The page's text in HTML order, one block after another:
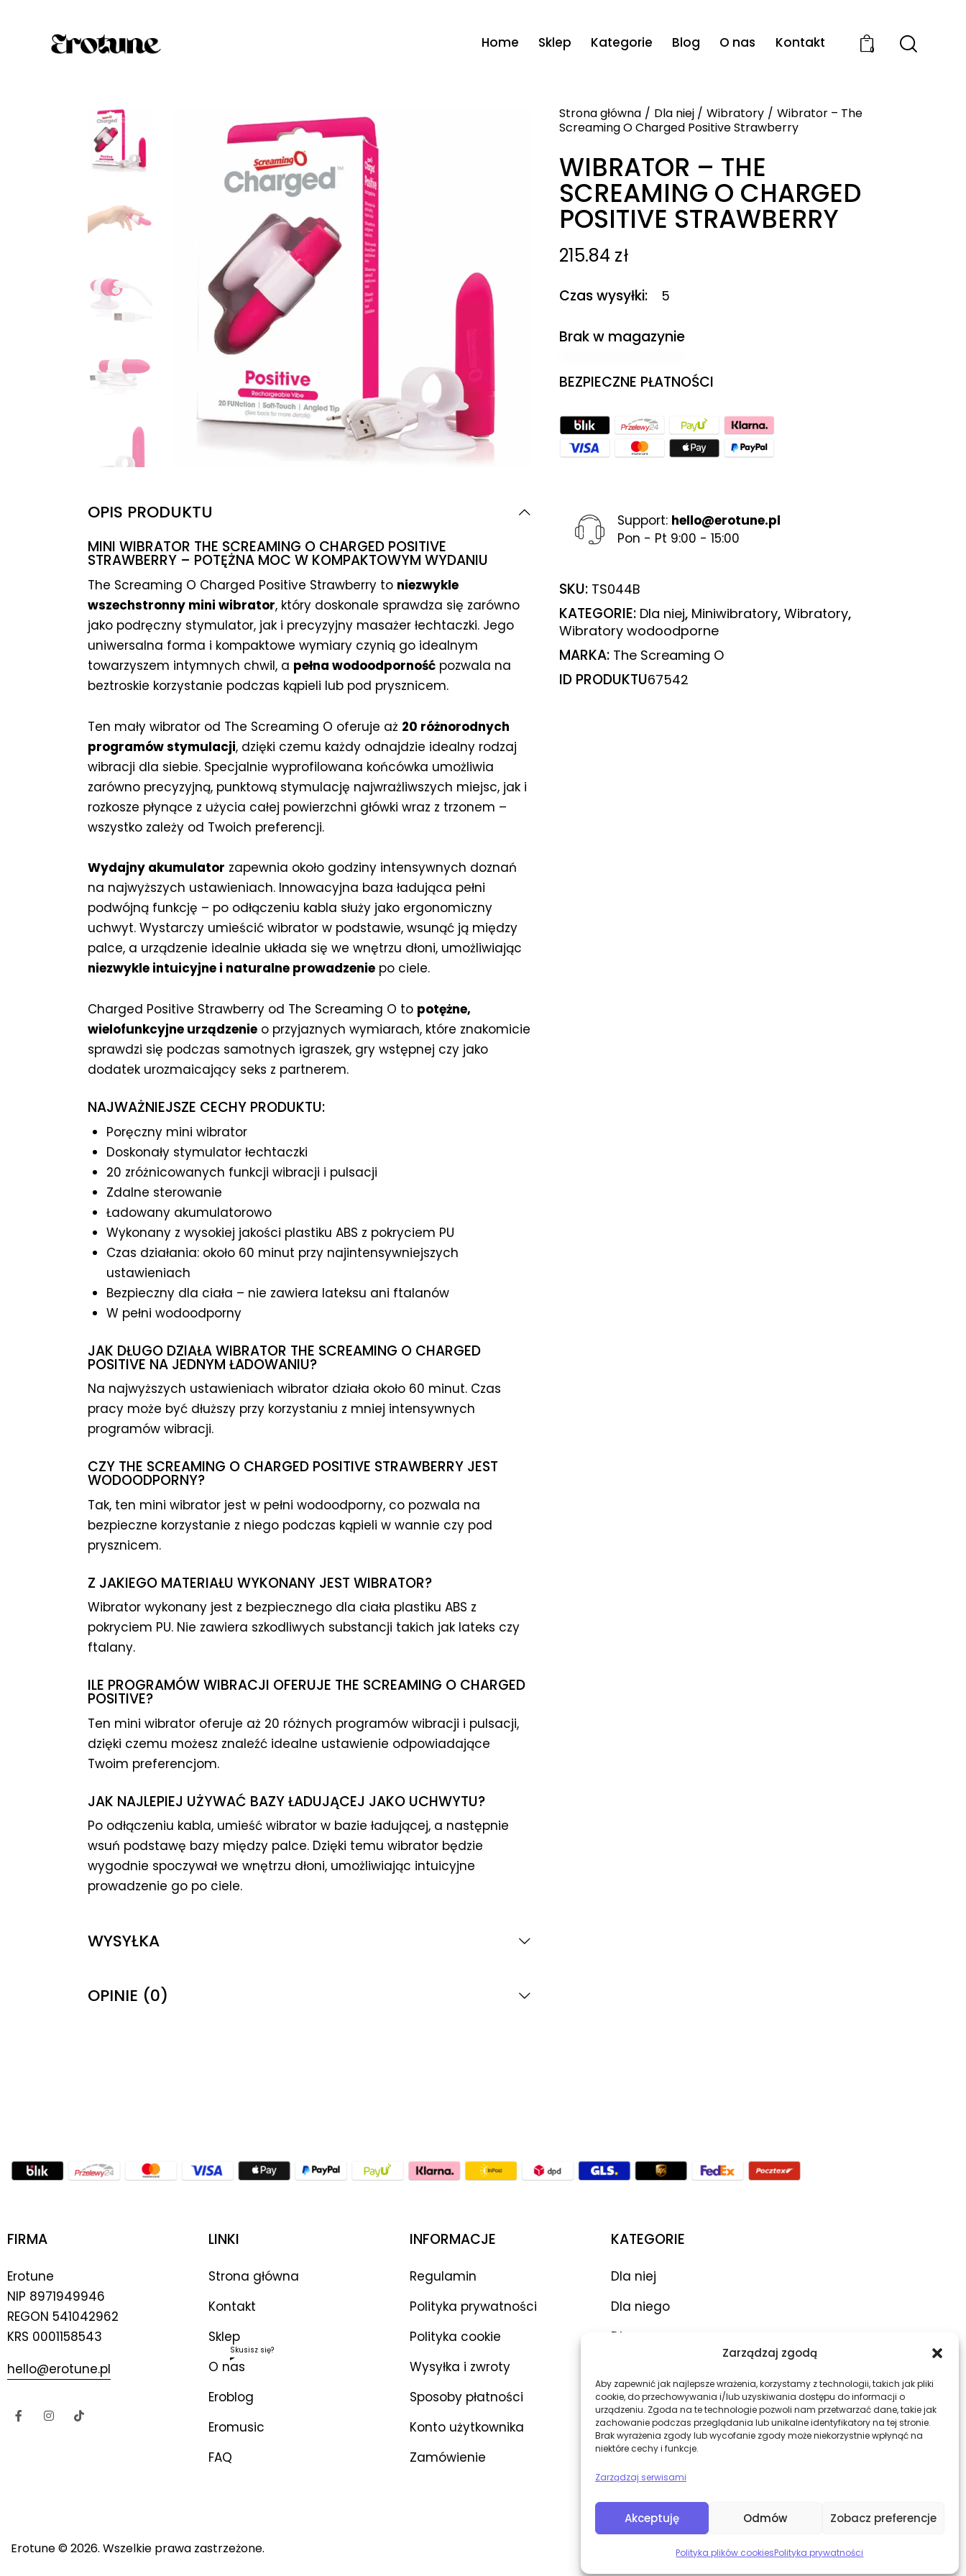
Zarządzaj zgodą
Aby zapewnić jak najlepsze wrażenia, korzystamy z technologii, takich jak pliki
cookie, do przechowywania i/lub uzyskiwania dostępu do informacji o
urządzeniu. Zgoda na te technologie pozwoli nam przetwarzać dane, takie jak
zachowanie podczas przeglądania lub unikalne identyfikatory na tej stronie.
Brak wyrażenia zgody lub wycofanie zgody może niekorzystnie wpłynąć na
niektóre cechy i funkcje.
Zarządzaj serwisami
Akceptuję Odmów Zobacz preferencje
Polityka plików cookiesPolityka prywatności
Home Sklep Kategorie Blog O nas Kontakt 0
Strona główna Dla niej Wibratory
Wibrator – The
Screaming O Charged Positive Strawberry
WIBRATOR – THE
SCREAMING O CHARGED
POSITIVE STRAWBERRY
215.84 zł
Czas wysyłki 5
Brak w magazynie
BEZPIECZNE PŁATNOŚCI
Support: hello@erotune.pl
Pon - Pt 9:00 - 15:00
SKU: TS044B
KATEGORIE: Dla niej, Miniwibratory, Wibratory,
Wibratory wodoodporne
MARKA: The Screaming O
ID PRODUKTU67542
OPIS PRODUKTU
MINI WIBRATOR THE SCREAMING O CHARGED POSITIVE
STRAWBERRY – POTĘŻNA MOC W KOMPAKTOWYM WYDANIU
The Screaming O Charged Positive Strawberry to niezwykle
wszechstronny mini wibrator, który doskonale sprawdza się zarówno
jako podręczny stymulator, jak i precyzyjny masażer łechtaczki. Jego
uniwersalna forma i kompaktowe wymiary czynią go idealnym
towarzyszem intymnych chwil, a pełna wodoodporność pozwala na
beztroskie korzystanie podczas kąpieli lub pod prysznicem.
Ten mały wibrator od The Screaming O oferuje aż 20 różnorodnych
programów stymulacji, dzięki czemu każdy odnajdzie idealny rodzaj
wibracji dla siebie. Specjalnie wyprofilowana końcówka umożliwia
zarówno precyzyjną, punktową stymulację najwrażliwszych miejsc, jak i
rozkosze płynące z użycia całej powierzchni główki wraz z trzonem –
wszystko zależy od Twoich preferencji.
Wydajny akumulator zapewnia około godziny intensywnych doznań
na najwyższych ustawieniach. Innowacyjna baza ładująca pełni
podwójną funkcję – po odłączeniu kabla służy jako ergonomiczny
uchwyt. Wystarczy umieścić wibrator w podstawie, wsunąć ją między
palce, a urządzenie idealnie układa się we wnętrzu dłoni, umożliwiając
niezwykle intuicyjne i naturalne prowadzenie po ciele.
Charged Positive Strawberry od The Screaming O to potężne,
wielofunkcyjne urządzenie o przyjaznych wymiarach, które znakomicie
sprawdzi się podczas samotnych igraszek, gry wstępnej czy jako
dodatek urozmaicający seks z partnerem.
NAJWAŻNIEJSZE CECHY PRODUKTU:
Poręczny mini wibrator
Doskonały stymulator łechtaczki
20 zróżnicowanych funkcji wibracji i pulsacji
Zdalne sterowanie
Ładowany akumulatorowo
Wykonany z wysokiej jakości plastiku ABS z pokryciem PU
Czas działania: około 60 minut przy najintensywniejszych
ustawieniach
Bezpieczny dla ciała – nie zawiera lateksu ani ftalanów
W pełni wodoodporny
JAK DŁUGO DZIAŁA WIBRATOR THE SCREAMING O CHARGED
POSITIVE NA JEDNYM ŁADOWANIU?
Na najwyższych ustawieniach wibrator działa około 60 minut. Czas
pracy może być dłuższy przy korzystaniu z mniej intensywnych
programów wibracji.
CZY THE SCREAMING O CHARGED POSITIVE STRAWBERRY JEST
WODOODPORNY?
Tak, ten mini wibrator jest w pełni wodoodporny, co pozwala na
bezpieczne korzystanie z niego podczas kąpieli w wannie czy pod
prysznicem.
Z JAKIEGO MATERIAŁU WYKONANY JEST WIBRATOR?
Wibrator wykonany jest z bezpiecznego dla ciała plastiku ABS z
pokryciem PU. Nie zawiera szkodliwych substancji takich jak lateks czy
ftalany.
ILE PROGRAMÓW WIBRACJI OFERUJE THE SCREAMING O CHARGED
POSITIVE?
Ten mini wibrator oferuje aż 20 różnych programów wibracji i pulsacji,
dzięki czemu możesz znaleźć idealne ustawienie odpowiadające
Twoim preferencjom.
JAK NAJLEPIEJ UŻYWAĆ BAZY ŁADUJĄCEJ JAKO UCHWYTU?
Po odłączeniu kabla, umieść wibrator w bazie ładującej, a następnie
wsuń podstawę bazy między palce. Dzięki temu wibrator będzie
wygodnie spoczywał we wnętrzu dłoni, umożliwiając intuicyjne
prowadzenie go po ciele.
WYSYŁKA
OPINIE (0)
FIRMA
Erotune
NIP 8971949946
REGON 541042962
KRS 0001158543
hello@erotune.pl
LINKI
Strona główna
Kontakt
Sklep
O nas
Skusisz się?
Eroblog
Eromusic
FAQ
INFORMACJE
Regulamin
Polityka prywatności
Polityka cookie
Wysyłka i zwroty
Sposoby płatności
Konto użytkownika
Zamówienie
KATEGORIE
Dla niej
Dla niego
Dla par
Dilda
BDSM
Bielizna
Erotune© 2026. Wszelkie prawa zastrzeżone.